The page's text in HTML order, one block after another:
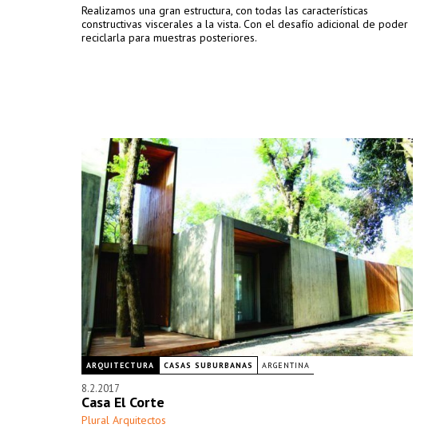
Realizamos una gran estructura, con todas las características
constructivas viscerales a la vista. Con el desafío adicional de poder
reciclarla para muestras posteriores.
ARQUITECTURA CASAS SUBURBANAS ARGENTINA
8.2.2017
Casa El Corte
Plural Arquitectos